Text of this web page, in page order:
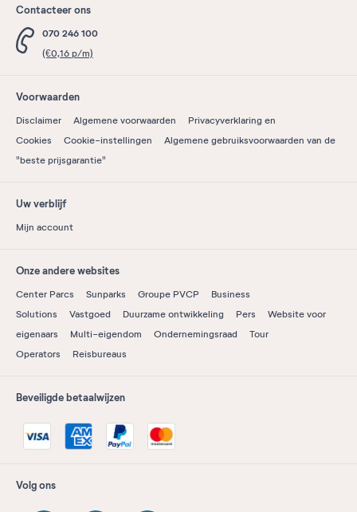
Contacteer ons
070 246 100
(€0,16 p/m)
Voorwaarden
Disclaimer Algemene voorwaarden
Privacyverklaring en
Cookies
Cookie-instellingen
Algemene gebruiksvoorwaarden van de
"beste prijsgarantie"
Uw verblijf
Mijn account
Onze andere websites
Center Parcs Sunparks Groupe PVCP
Business
Solutions
Vastgoed Duurzame ontwikkeling Pers
Website voor
eigenaars
Multi-eigendom Ondernemingsraad
Tour
Operators
Reisbureaus
Beveiligde betaalwijzen
Volg ons